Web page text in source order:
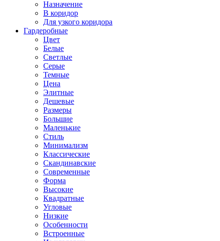
Назначение
В коридор
Для узкого коридора
Гардеробные
Цвет
Белые
Светлые
Серые
Темные
Цена
Элитные
Дешевые
Размеры
Большие
Маленькие
Стиль
Минимализм
Классические
Скандинавские
Современные
Форма
Высокие
Квадратные
Угловые
Низкие
Особенности
Встроенные